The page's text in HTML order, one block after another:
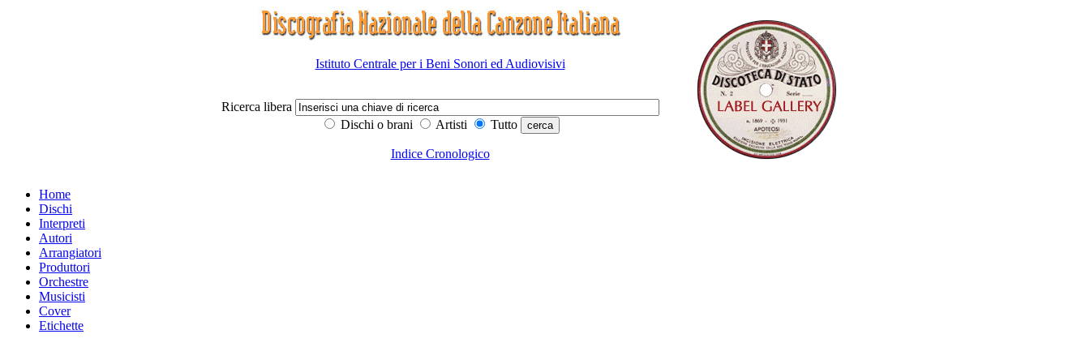
Istituto Centrale per i Beni Sonori ed Audiovisivi
Ricerca libera
Dischi o brani
Artisti Tutto
Indice Cronologico
Home
Dischi
Interpreti
Autori
Arrangiatori
Produttori
Orchestre
Musicisti
Cover
Etichette